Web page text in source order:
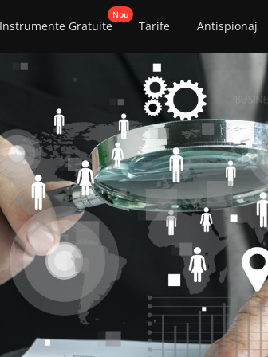
Instrumente Gratuite Tarife Antispionaj